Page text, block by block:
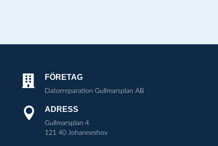
 FÖRETAG
Datorreparation Gullmarsplan AB
 ADRESS
Gullmarsplan 4
121 40 Johanneshov